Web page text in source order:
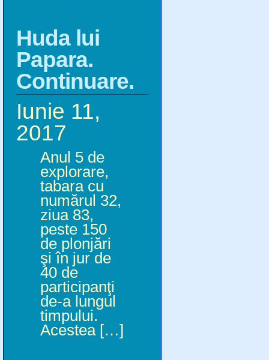
Huda lui
Papara.
Continuare.
Iunie 11,
2017
Anul 5 de
explorare,
tabara cu
numărul 32,
ziua 83,
peste 150
de plonjări
şi în jur de
40 de
participanţi
de-a lungul
timpului.
Acestea […]